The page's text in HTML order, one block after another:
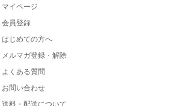
マイページ
会員登録
はじめての方へ
メルマガ登録・解除
よくある質問
お問い合わせ
送料・配送について